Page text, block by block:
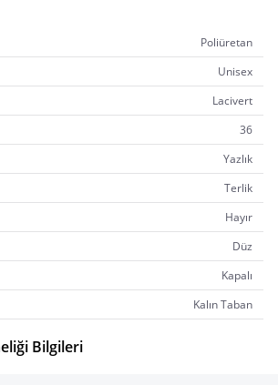
Poliüretan
Unisex
Lacivert
36
Yazlık
Terlik
Hayır
Düz
Kapalı
Kalın Taban
Bilgileri